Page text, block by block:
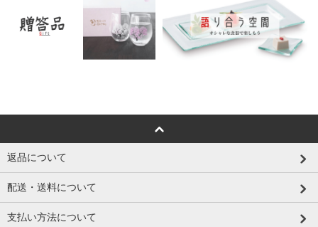
返品について
配送・送料について
支払い方法について